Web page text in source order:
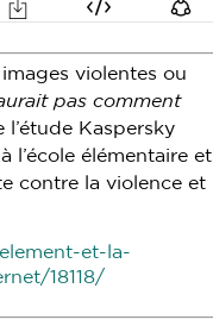
violentes ou
pas comment
l’étude Kaspersky
l’école élémentaire et
contre la violence et
et-la-
18118/